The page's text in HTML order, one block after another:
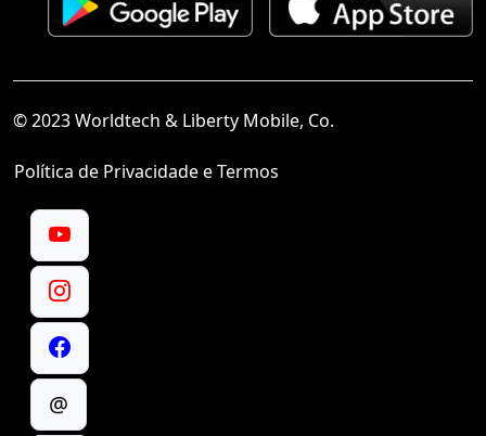
© 2023 Worldtech & Liberty Mobile, Co.
Política de Privacidade e Termos
@